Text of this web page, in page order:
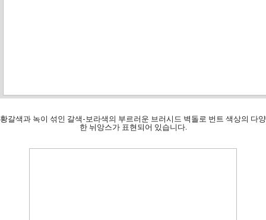
황갈색과 녹이 섞인 갈색-보라색의 부르러운 브러시드 벽돌로 번트 색상의 다양
한 뉘앙스가 표현되어 있습니다.